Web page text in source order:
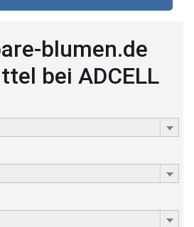
blumen.de
bei ADCELL